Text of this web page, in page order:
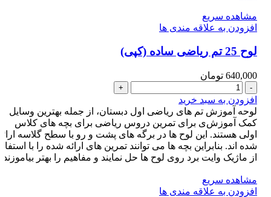
مشاهده سریع
افزودن به علاقه مندی ها
لوح 25 تم ریاضی ساده (کپی)
640,000 تومان
لوح
25
تم
ریاضی
ساده
(کپی)
عدد
افزودن به سبد خرید
لوحه آموزش تم های ریاضی اول دبستان، از جمله بهترین وسایل
کمک آموزش‌ی برای تمرین دروس ریاضی برای بچه های کلاس
اولی هستند. این لوح ها در برگه های پشت و رو با سطح گلاسه
شده اند. بنابراین بچه ها می توانند تمرین های ارائه شده را با
از ماژیک وایت برد روی لوح ها حل نمایند و مفاهیم را بهتر
مشاهده سریع
افزودن به علاقه مندی ها